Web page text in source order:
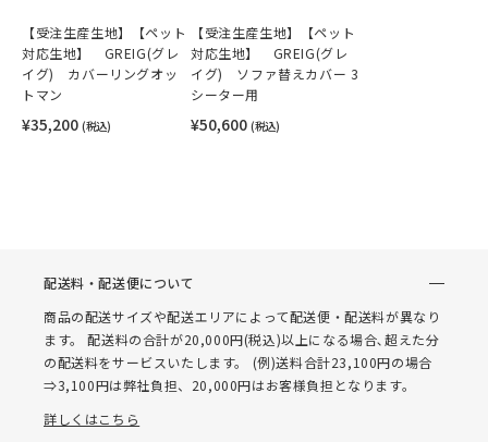
【受注生産生地】【ペット
対応生地】 GREIG(グレ
イグ) カバーリングオッ
トマン
¥35,200 (税込)
【受注生産生地】【ペット
対応生地】 GREIG(グレ
イグ) ソファ替えカバー 3
シーター用
¥50,600 (税込)
配送料・配送便について
商品の配送サイズや配送エリアによって配送便・配送料が異なり
ます。 配送料の合計が20,000円(税込)以上になる場合､超えた分
の配送料をサービスいたします。 (例)送料合計23,100円の場合
⇒3,100円は弊社負担、20,000円はお客様負担となります。
詳しくはこちら